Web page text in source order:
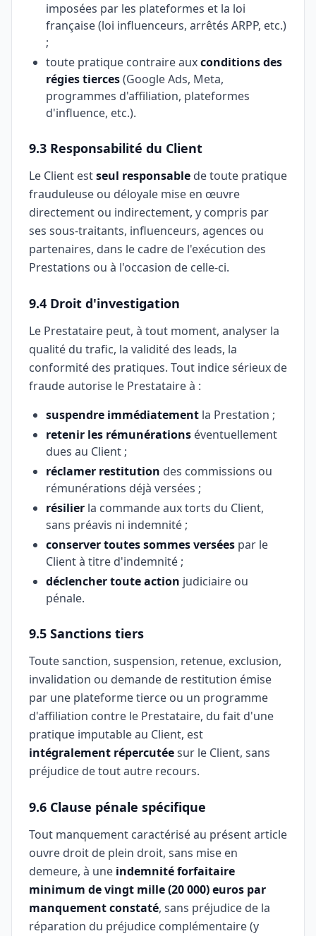
imposées par les plateformes et la loi
française (loi influenceurs, arrêtés ARPP, etc.)
;
toute pratique contraire auxconditions des
régies tierces(Google Ads, Meta,
programmes d'affiliation, plateformes
d'influence, etc.).
9.3 Responsabilité du Client
Le Client estseul responsable de toute pratique
frauduleuse ou déloyale mise en œuvre
directement ou indirectement, y compris par
ses sous-traitants, influenceurs, agences ou
partenaires, dans le cadre de l'exécution des
Prestations ou à l'occasion de celle-ci.
9.4 Droit d'investigation
Le Prestataire peut, à tout moment, analyser la
qualité du trafic, la validité des leads, la
conformité des pratiques. Tout indice sérieux de
fraude autorise le Prestataire à :
suspendre immédiatement la Prestation ;
retenir les rémunérations éventuellement
dues au Client ;
réclamer restitution des commissions ou
rémunérations déjà versées ;
résilier la commande aux torts du Client,
sans préavis ni indemnité ;
conserver toutes sommes versées par le
Client à titre d'indemnité ;
déclencher toute action judiciaire ou
pénale.
9.5 Sanctions tiers
Toute sanction, suspension, retenue, exclusion,
invalidation ou demande de restitution émise
par une plateforme tierce ou un programme
d'affiliation contre le Prestataire, du fait d'une
pratique imputable au Client, est
intégralement répercutéesur le Client, sans
préjudice de tout autre recours.
9.6 Clause pénale spécifique
Tout manquement caractérisé au présent article
ouvre droit de plein droit, sans mise en
demeure, à une indemnité forfaitaire
minimum de vingt mille (20 000) euros par
manquement constaté, sans préjudice de la
réparation du préjudice complémentaire (y